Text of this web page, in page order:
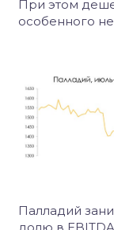
При этом
особенного
Палладий